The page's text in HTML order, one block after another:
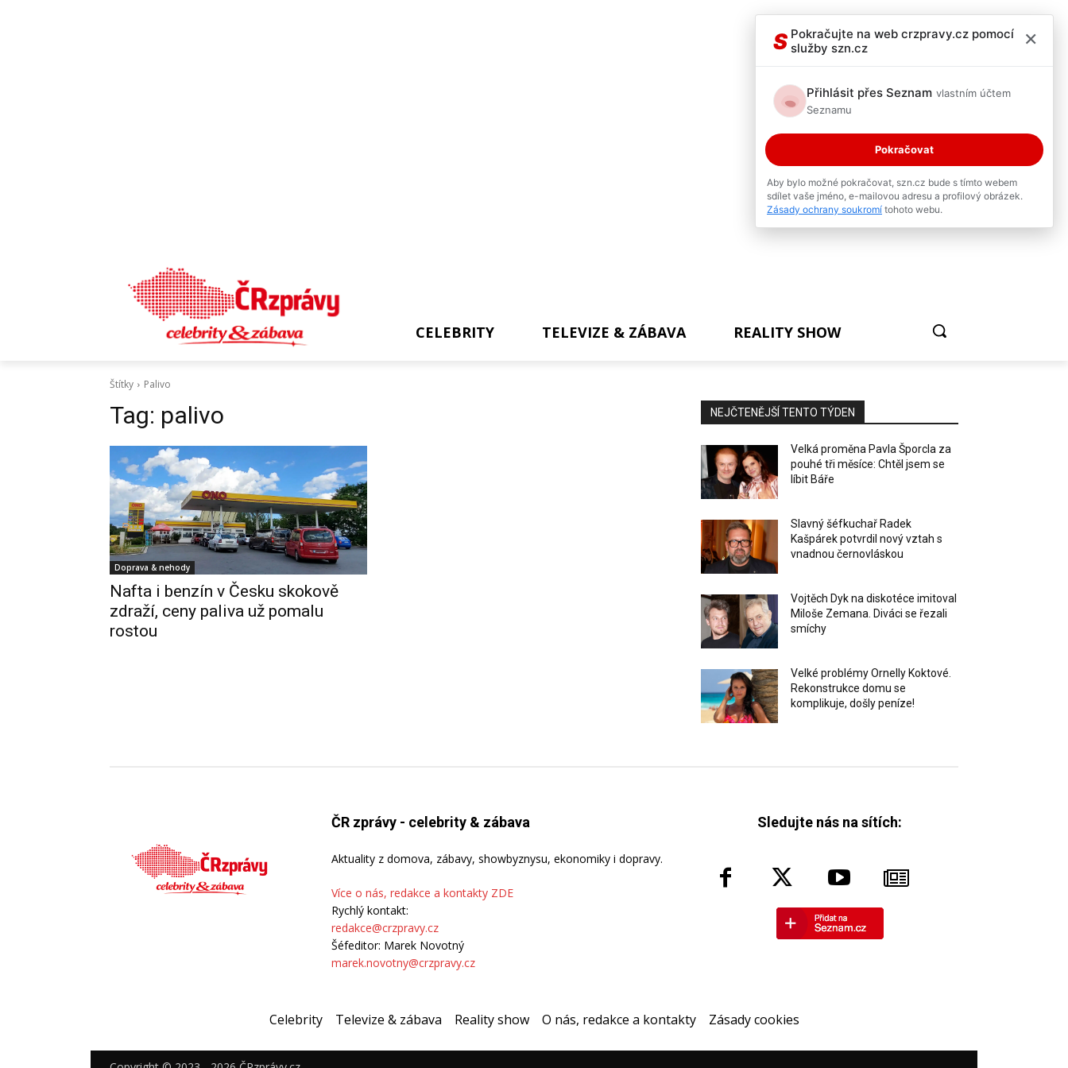
CELEBRITY TELEVIZE & ZÁBAVA REALITY SHOW
Štítky Palivo
Tag: palivo
Doprava & nehody
Nafta i benzín v Česku skokově
zdraží, ceny paliva už pomalu
rostou
NEJČTENĚJŠÍ TENTO TÝDEN
Velká proměna Pavla Šporcla za
pouhé tři měsíce: Chtěl jsem se
líbit Báře
Slavný šéfkuchař Radek
Kašpárek potvrdil nový vztah s
vnadnou černovláskou
Vojtěch Dyk na diskotéce imitoval
Miloše Zemana. Diváci se řezali
smíchy
Velké problémy Ornelly Koktové.
Rekonstrukce domu se
komplikuje, došly peníze!
ČR zprávy - celebrity & zábava
Aktuality z domova, zábavy, showbyznysu, ekonomiky i dopravy.
Více o nás, redakce a kontakty ZDE
Rychlý kontakt:
redakce@crzpravy.cz
Šéfeditor: Marek Novotný
marek.novotny@crzpravy.cz
Sledujte nás na sítích:
Celebrity Televize & zábava Reality show O nás, redakce a kontakty Zásady cookies
S Pokračujte na web crzpravy.cz pomocí
služby szn.cz
×
Přihlásit přes Seznam vlastním účtem
Seznamu
Pokračovat
Aby bylo možné pokračovat, szn.cz bude s tímto webem
sdílet vaše jméno, e-mailovou adresu a profilový obrázek.
Zásady ochrany soukromí tohoto webu.